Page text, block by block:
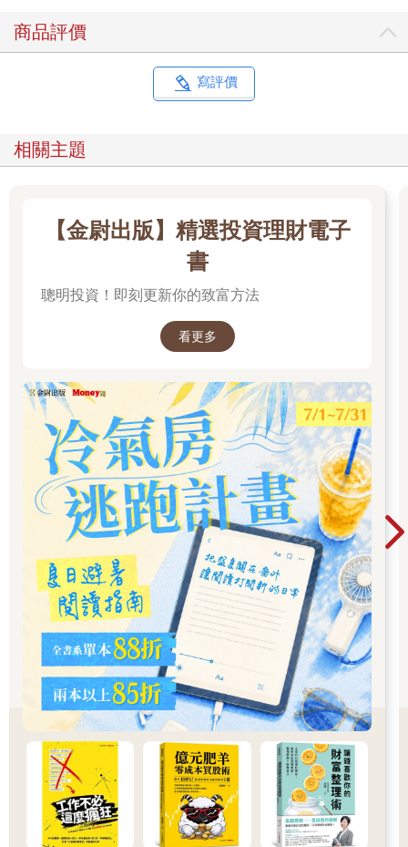
回看衣櫃裡在不同角色、任務與職務需求下所做的穿搭選擇，其
實都是生命經驗的軌跡。透過這些痕跡，我們得以理解過去對自
我的期待，也重新看見當時面對世界的姿態，進而珍惜每個階段
曾經付出的努力。這本書是一座自我探索的寶庫，值得陪伴人生
〔推薦序〕穿搭，是你最具象的心理名片：一場由外而內的自我
在這十年的深度心理諮商工作中，我常發現一個有趣的現象：隨
著個案對自我認識的加深、內在的整合與創傷療癒，內在的質變
往往會逐步帶動外在的改變。他們可能在髮型、衣著上有明顯的
調整，有些人從單一灰暗色系轉為明亮的韓系或日系風格，有些
人開始配戴飾品，整個人的氣質與氣場也隨之煥然一新。
轉變，往往發生在我經歷深度的異國旅遊之後--無論是二○一六年
的歐洲行、二○一九年的秘魯之旅，或是二○二三年歐洲聖誕市集
背後的價值與粉絲忠誠的原因，這也重塑了我的衣品，讓我重新
思考衣櫃與我想呈現的形象。
儘管經歷多年的媒體洗禮，看了許多時尚KOL與穿搭分享，我仍
覺得自己是個穿搭小白。但我嚮往能像賈伯斯一樣，無須耗費過
多時間在穿搭上，卻能精準展現個人特色。因此，我開始減少華
麗繁複的衣著，轉而添購具質感的單品。這也是我內在轉化的歷
程：不再需要色彩鮮豔的外在來引人注目，而是追求更沉著、舒
適且具質感的材質，透露出內斂的質樸與低調。
正如萃芬所言：「穿著是內心的延伸，我們每天選擇什麼樣的衣
服、鞋子與配件，正無聲地反映出當天的情緒、能量與渴望。」
穿搭就是你最具象的心理名片，透露著你的性格與習性。在這個
充斥著美顏濾鏡與容貌焦慮的世代，這本書來得正是時候。它能
幫助讀者進行深層的自我覺察，由外而內剖析自己，不因不夠認
識自己而陷入跟風的潮流，避免為了他人一句「這樣比較美」而
盲目消費。
從這本書開始你的「自我覺察旅程」，將是你愛上自己、擺脫容
貌焦慮的第一步。我特別喜歡萃芬書中提到的練習：每天出門
1.我今天為何選擇這件衣服？（是因為舒適、安全，想引起注
意，還是想壓住場面？）
2.我今天的配件或鞋子，透露出什麼樣的心情或防衛？
3.我是否有刻意隱藏或強調某個形象？原因是什麼？
商品評價
寫評價
相關主題
【金尉出版】精選投資理財電子
書
聰明投資！即刻更新你的致富方法
看更多